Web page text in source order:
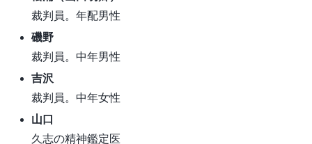
裁判員。年配男性
磯野
裁判員。中年男性
吉沢
裁判員。中年女性
山口
久志の精神鑑定医